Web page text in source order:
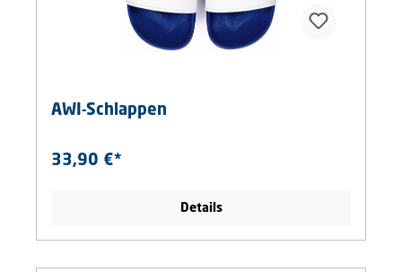
AWI-Schlappen
33,90 €*
Details